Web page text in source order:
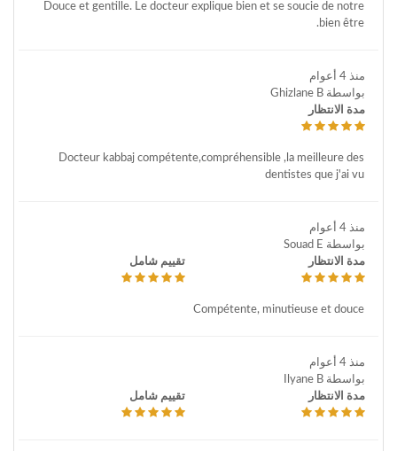
Douce et gentille. Le docteur explique bien et se soucie de notre
bien être.
منذ 4 أعوام
بواسطة Ghizlane B
مدة الانتظار
Docteur kabbaj compétente,compréhensible ,la meilleure des
dentistes que j'ai vu
منذ 4 أعوام
بواسطة Souad E
مدة الانتظار
تقييم شامل
Compétente, minutieuse et douce
منذ 4 أعوام
بواسطة Ilyane B
مدة الانتظار
تقييم شامل